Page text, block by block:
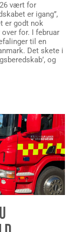
vært for
er igang”,
er godt nok
for. I februar
til en
Det skete i
og